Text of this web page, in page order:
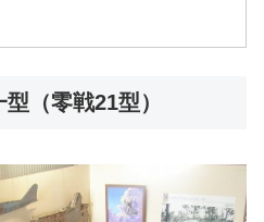
（零戦21型）